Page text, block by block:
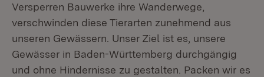
Versperren Bauwerke ihre Wanderwege,
verschwinden diese Tierarten zunehmend aus
unseren Gewässern. Unser Ziel ist es, unsere
Gewässer in Baden-Württemberg durchgängig
und ohne Hindernisse zu gestalten. Packen wir es